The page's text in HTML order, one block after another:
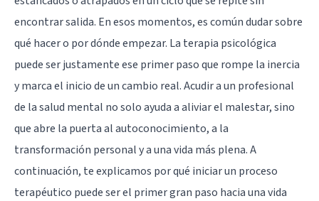
encontrar salida. En esos momentos, es común dudar sobre
qué hacer o por dónde empezar. La terapia psicológica
puede ser justamente ese primer paso que rompe la inercia
y marca el inicio de un cambio real. Acudir a un profesional
de la salud mental no solo ayuda a aliviar el malestar, sino
que abre la puerta al autoconocimiento, a la
transformación personal y a una vida más plena. A
continuación, te explicamos por qué iniciar un proceso
terapéutico puede ser el primer gran paso hacia una vida